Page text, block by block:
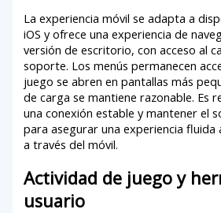
La experiencia móvil se adapta a
iOS y ofrece una experiencia de
versión de escritorio, con acceso al
soporte. Los menús permanecen
juego se abren en pantallas más
de carga se mantiene razonable. Es
una conexión estable y mantener el
para asegurar una experiencia
a través del móvil.
Actividad de juego y
usuario